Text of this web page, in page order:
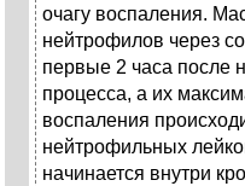
очагу воспаления.
нейтрофилов через
первые 2 часа после
процесса, а их
воспаления
нейтрофильных
начинается внутри